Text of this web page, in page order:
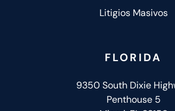
Litigios Masivos
FLORIDA
9350 South Dixie
Penthouse 5